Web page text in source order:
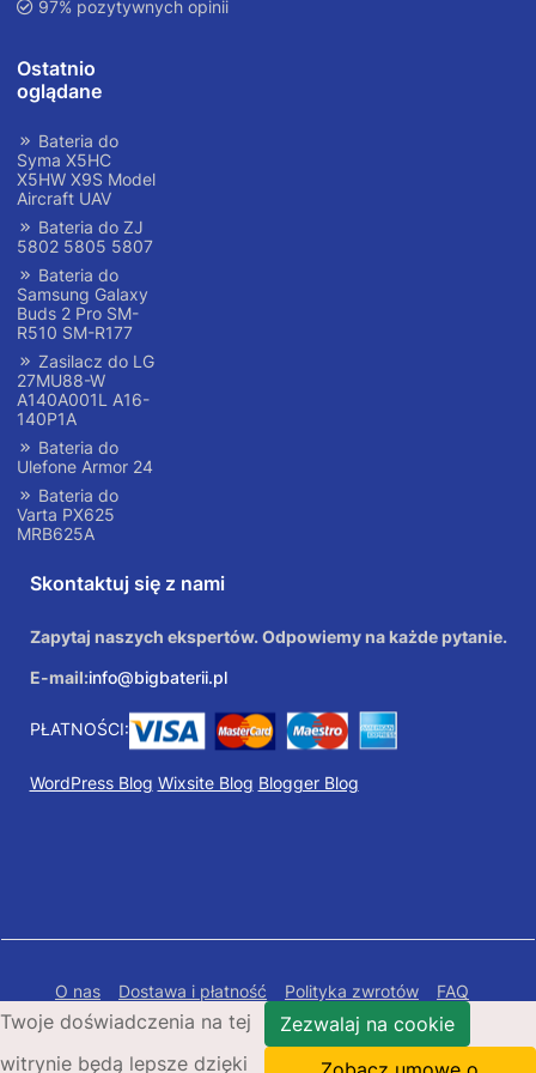
97% pozytywnych opinii
Ostatnio
oglądane
Bateria do
Syma X5HC
X5HW X9S Model
Aircraft UAV
Bateria do ZJ
5802 5805 5807
Bateria do
Samsung Galaxy
Buds 2 Pro SM-
R510 SM-R177
Zasilacz do LG
27MU88-W
A140A001L A16-
140P1A
Bateria do
Ulefone Armor 24
Bateria do
Varta PX625
MRB625A
Skontaktuj się z nami
Zapytaj naszych ekspertów. Odpowiemy na każde pytanie.
E-mail:info@bigbaterii.pl
PŁATNOŚCI:
WordPress Blog Wixsite Blog Blogger Blog
O nas Dostawa i płatność Polityka zwrotów
FAQ
Polityka prywatności
Mapa Strony
Copyright © 2026 Bigbaterii.pl. Wszelkie prawa
Twoje doświadczenia na tej
witrynie będą lepsze dzięki
Zezwalaj na cookie